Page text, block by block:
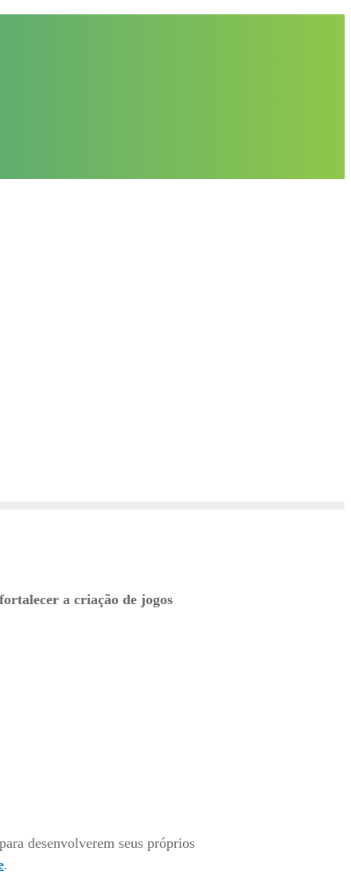
a criação de jogos
desenvolverem seus próprios
.